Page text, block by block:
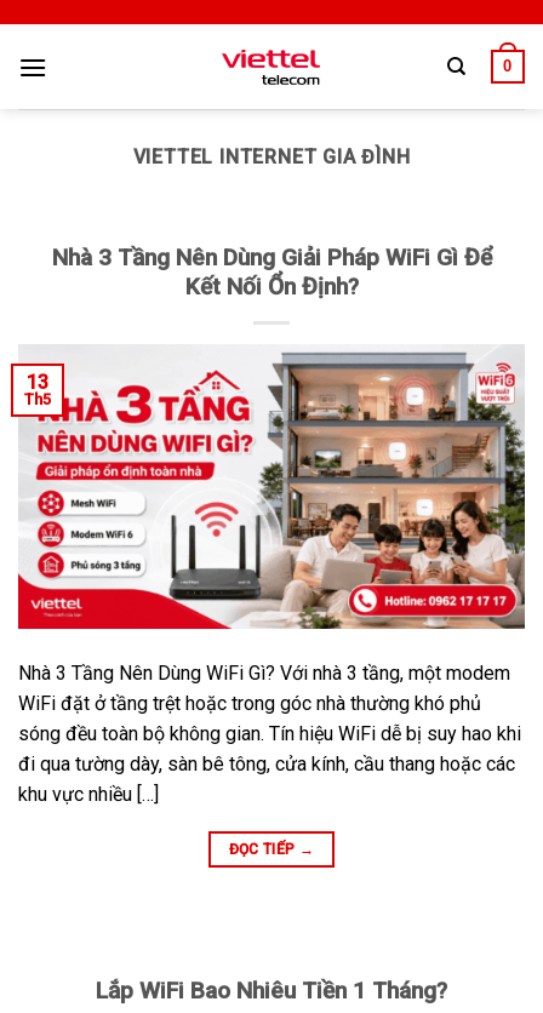
0
VIETTEL INTERNET GIA ĐÌNH
Nhà 3 Tầng Nên Dùng Giải Pháp WiFi Gì Để
Kết Nối Ổn Định?
13
Th5
Nhà 3 Tầng Nên Dùng WiFi Gì? Với nhà 3 tầng, một modem
WiFi đặt ở tầng trệt hoặc trong góc nhà thường khó phủ
sóng đều toàn bộ không gian. Tín hiệu WiFi dễ bị suy hao khi
đi qua tường dày, sàn bê tông, cửa kính, cầu thang hoặc các
khu vực nhiều […]
ĐỌC TIẾP →
Lắp WiFi Bao Nhiêu Tiền 1 Tháng?